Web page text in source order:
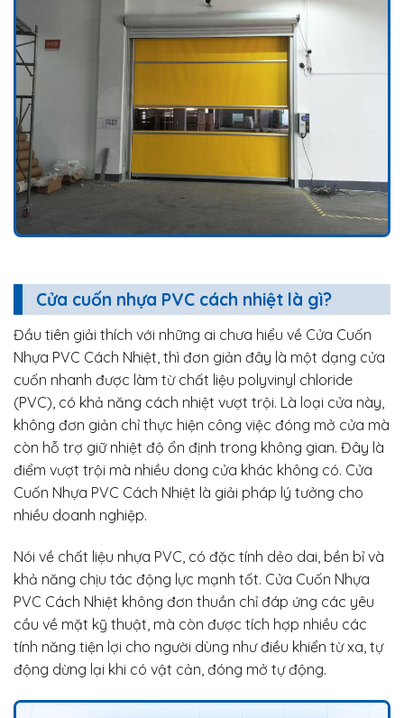
Cửa cuốn nhựa PVC cách nhiệt là gì?
Đầu tiên giải thích với những ai chưa hiểu về Cửa Cuốn
Nhựa PVC Cách Nhiệt, thì đơn giản đây là một dạng cửa
cuốn nhanh được làm từ chất liệu polyvinyl chloride
(PVC), có khả năng cách nhiệt vượt trội. Là loại cửa này,
không đơn giản chỉ thực hiện công việc đóng mở cửa mà
còn hỗ trợ giữ nhiệt độ ổn định trong không gian. Đây là
điểm vượt trội mà nhiều dong cửa khác không có. Cửa
Cuốn Nhựa PVC Cách Nhiệt là giải pháp lý tưởng cho
nhiều doanh nghiệp.
Nói về chất liệu nhựa PVC, có đặc tính dẻo dai, bền bỉ và
khả năng chịu tác động lực mạnh tốt. Cửa Cuốn Nhựa
PVC Cách Nhiệt không đơn thuần chỉ đáp ứng các yêu
cầu về mặt kỹ thuật, mà còn được tích hợp nhiều các
tính năng tiện lợi cho người dùng như điều khiển từ xa, tự
động dừng lại khi có vật cản, đóng mở tự động.